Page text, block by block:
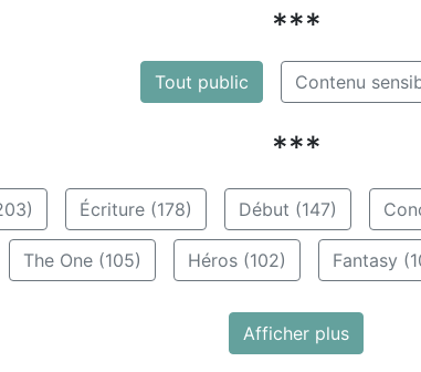
***
Tout public Contenu
***
Écriture (178) Début (147)
The One (105) Héros (102) Fantasy
Afficher plus